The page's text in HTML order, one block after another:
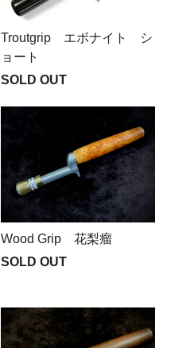
Troutgrip エボナイト シ
ョート
SOLD OUT
Wood Grip 花梨瘤
SOLD OUT